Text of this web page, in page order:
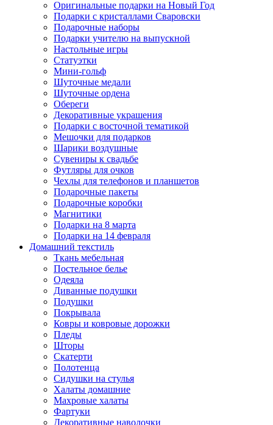
Оригинальные подарки на Новый Год
Подарки с кристаллами Сваровски
Подарочные наборы
Подарки учителю на выпускной
Настольные игры
Статуэтки
Мини-гольф
Шуточные медали
Шуточные ордена
Обереги
Декоративные украшения
Подарки с восточной тематикой
Мешочки для подарков
Шарики воздушные
Сувениры к свадьбе
Футляры для очков
Чехлы для телефонов и планшетов
Подарочные пакеты
Подарочные коробки
Магнитики
Подарки на 8 марта
Подарки на 14 февраля
Домашний текстиль
Ткань мебельная
Постельное белье
Одеяла
Диванные подушки
Подушки
Покрывала
Ковры и ковровые дорожки
Пледы
Шторы
Скатерти
Полотенца
Сидушки на стулья
Халаты домашние
Махровые халаты
Фартуки
Декоративные наволочки